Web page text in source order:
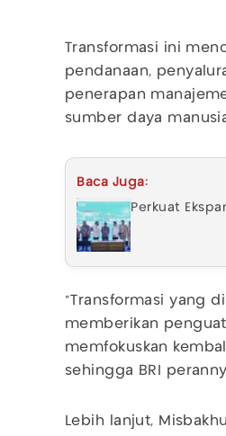
Transformasi ini
pendanaan,
penerapan
sumber daya
Baca Juga:
Perkuat
“Transformasi yang
memberikan
memfokuskan
sehingga BRI
Lebih lanjut,